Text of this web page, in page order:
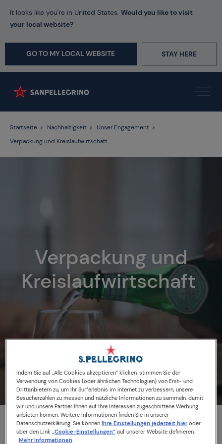
It looks like you're in United States. Would you like to visit
your local website?
GO TO MY LOCAL WEBSITE STAY HERE
Startseite Nachhaltigkeit
Unser Engagement
Verpackung und Kreislaufwirtschaft
Verpackung und
Kreislaufwirtschaft
Die Verpackung unseres Mineralwassers und unserer
Indem Sie auf „Alle Cookies akzeptieren“ klicken, stimmen Sie der
Verwendung von Cookies (oder ähnlichen Technologien) von Erst- und
Drittanbietern zu, um Ihr Surferlebnis im Internet zu verbessern, unsere
Besucherzahlen zu messen und nützliche Informationen zu sammeln, damit
wir und unsere Partner Ihnen auf Ihre Interessen zugeschnittene Werbung
anbieten können. Weitere Informationen finden Sie in unserer
Datenschutzerklärung. Sie könnenIhre Einstellungen jederzeit hier oder
über den Link„Cookie-Einstellungen“ auf unserer Website definieren.
Mehr Informationen